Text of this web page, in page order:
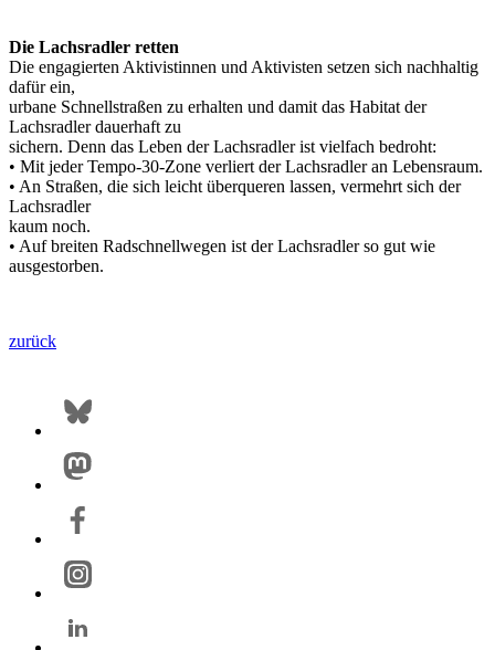
Die Lachsradler retten
Die engagierten Aktivistinnen und Aktivisten setzen sich nachhaltig
dafür ein,
urbane Schnellstraßen zu erhalten und damit das Habitat der
Lachsradler dauerhaft zu
sichern. Denn das Leben der Lachsradler ist vielfach bedroht:
• Mit jeder Tempo-30-Zone verliert der Lachsradler an Lebensraum.
• An Straßen, die sich leicht überqueren lassen, vermehrt sich der
Lachsradler
kaum noch.
• Auf breiten Radschnellwegen ist der Lachsradler so gut wie
ausgestorben.
zurück